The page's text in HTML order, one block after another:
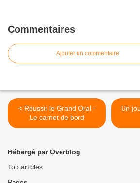
Commentaires
Ajouter un commentaire
< Réussir le Grand Oral -
Le carnet de bord
Hébergé par Overblog
Top articles